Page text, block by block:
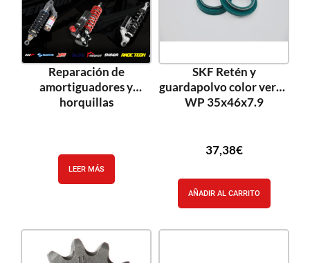
Reparación de
amortiguadores y
horquillas
LEER MÁS
SKF Retén y
guardapolvo color verde
WP 35x46x7.9
37,38€
AÑADIR AL CARRITO